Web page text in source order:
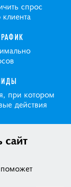
спрос
при котором
действия
сайт